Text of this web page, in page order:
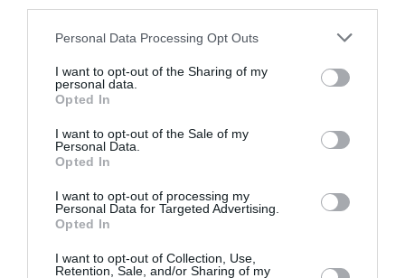
Personal Data Processing Opt Outs
I want to opt-out of the Sharing of my
personal data.
Opted In
I want to opt-out of the Sale of my
Personal Data.
Opted In
I want to opt-out of processing my
Personal Data for Targeted Advertising.
Opted In
I want to opt-out of Collection, Use,
Retention, Sale, and/or Sharing of my
Κάθε βδομάδα στο e-mail σας τα τελευταία νέα για
την Τέχνη και τον Πολιτισμό!
Ακολουθήστε το Culturenow.gr